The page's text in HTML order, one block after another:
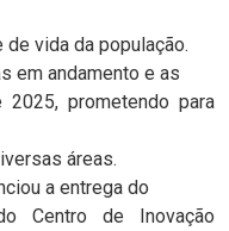
vida da população.
em andamento e as
prometendo para
áreas.
a entrega do
Centro de Inovação